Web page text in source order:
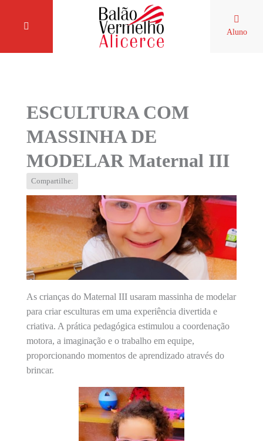
Aluno
ESCULTURA COM
MASSINHA DE
MODELAR Maternal III
Compartilhe:
As crianças do Maternal III usaram massinha de modelar
para criar esculturas em uma experiência divertida e
criativa. A prática pedagógica estimulou a coordenação
motora, a imaginação e o trabalho em equipe,
proporcionando momentos de aprendizado através do
brincar.